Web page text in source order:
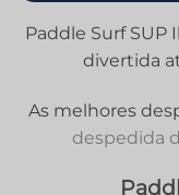
Paddle Surf SUP
divertida
As melhores
despedida